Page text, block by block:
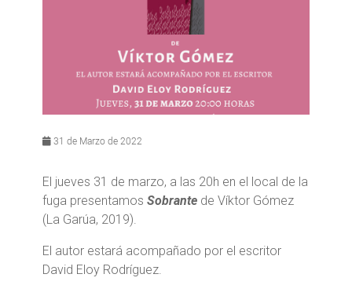
31 de Marzo de 2022
El jueves 31 de marzo, a las 20h en el local de la
fuga presentamos Sobrante de Víktor Gómez
(La Garúa, 2019).
El autor estará acompañado por el escritor
David Eloy Rodríguez.